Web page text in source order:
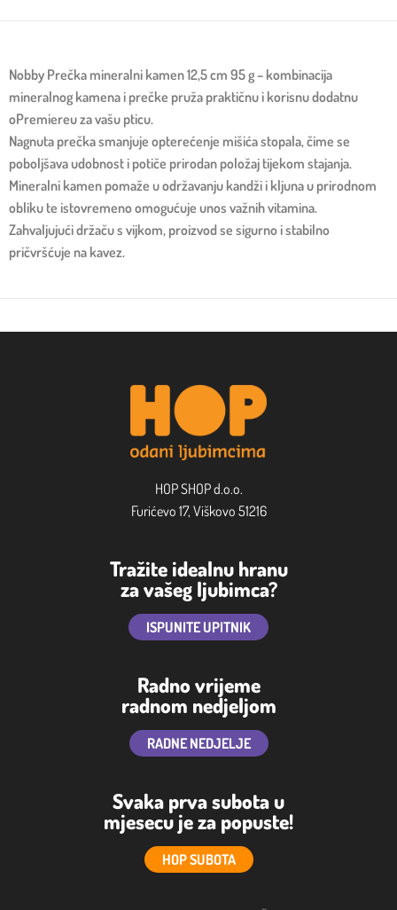
Nobby Prečka mineralni kamen 12,5 cm 95 g – kombinacija
mineralnog kamena i prečke pruža praktičnu i korisnu dodatnu
oPremiereu za vašu pticu.
Nagnuta prečka smanjuje opterećenje mišića stopala, čime se
poboljšava udobnost i potiče prirodan položaj tijekom stajanja.
Mineralni kamen pomaže u održavanju kandži i kljuna u prirodnom
obliku te istovremeno omogućuje unos važnih vitamina.
Zahvaljujući držaču s vijkom, proizvod se sigurno i stabilno
pričvršćuje na kavez.
HOP SHOP d.o.o.
Furićevo 17, Viškovo 51216
Tražite idealnu hranu
za vašeg ljubimca?
ISPUNITE UPITNIK
Radno vrijeme
radnom nedjeljom
RADNE NEDJELJE
Svaka prva subota u
mjesecu je za popuste!
HOP SUBOTA